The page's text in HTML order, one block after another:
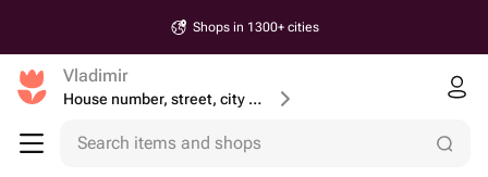
Shops in 1300+ cities
Vladimir
House number, street, city or postcode
Search items and shops